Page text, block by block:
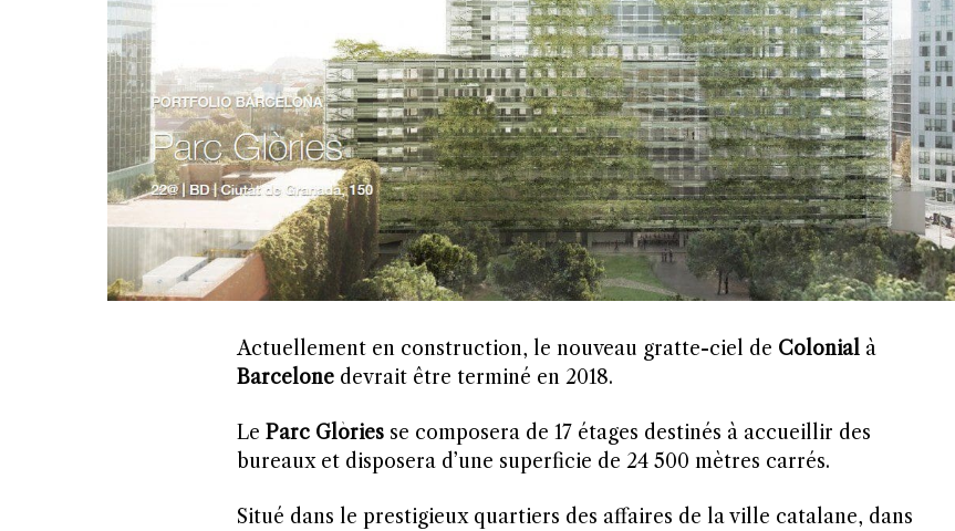
Actuellement en construction, le nouveau gratte-ciel de Colonialà
Barcelonedevrait être terminé en 2018.
Le Parc Glòriesse composera de 17 étages destinés à accueillir des
bureaux et disposera d’une superficie de 24 500 mètres carrés.
Situé dans le prestigieux quartiers des affaires de la ville catalane, dans